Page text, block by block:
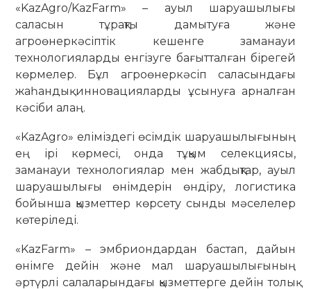
«KazAgro/KazFarm» – ауыл шаруашылығы
саласын тұрақты дамытуға және
агроөнеркәсіптік кешенге заманауи
технологияларды енгізуге бағытталған бірегей
көрмелер. Бұл агроөнеркәсіп саласындағы
жаһандық инновацияларды ұсынуға арналған
кәсіби алаң.
«KazAgro» еліміздегі өсімдік шаруашылығының
ең ірі көрмесі, онда тұқым селекциясы,
заманауи технологиялар мен жабдықтар, ауыл
шаруашылығы өнімдерін өндіру, логистика
бойынша қызметтер көрсету сынды мәселелер
көтеріледі.
«KazFarm» – эмбриондардан бастап, дайын
өнімге дейін және мал шаруашылығының
әртүрлі салаларындағы қызметтерге дейін толық